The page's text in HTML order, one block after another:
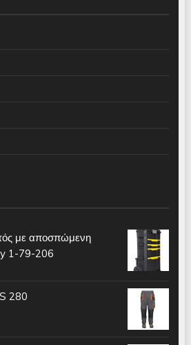
με αποσπώμενη
1-79-206
280